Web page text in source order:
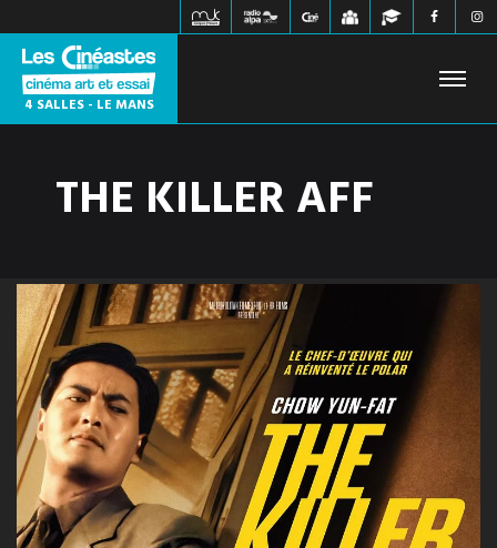
4 SALLES - LE MANS
FILMS À L'AFFICHE PROCHAINEMENT
INFOS PRATIQUES CONTACT
THE KILLER AFF